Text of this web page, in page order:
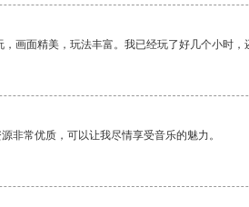
画面精美，玩法丰富。我已经玩了好几个小时，
非常优质，可以让我尽情享受音乐的魅力。